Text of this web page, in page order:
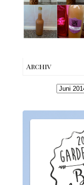
machen –
einfaches
Rezept &
Geschenkidee
Archiv